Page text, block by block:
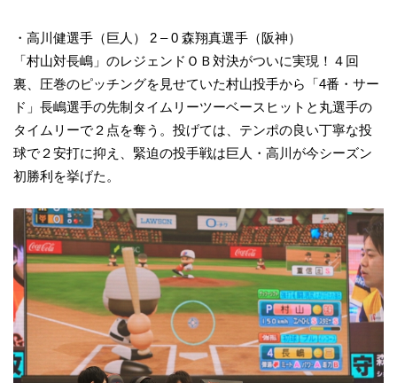
・高川健選手（巨人） 2 – 0 森翔真選手（阪神）
「村山対長嶋」のレジェンドＯＢ対決がついに実現！４回
裏、圧巻のピッチングを見せていた村山投手から「4番・サー
ド」長嶋選手の先制タイムリーツーベースヒットと丸選手の
タイムリーで２点を奪う。投げては、テンポの良い丁寧な投
球で２安打に抑え、緊迫の投手戦は巨人・高川が今シーズン
初勝利を挙げた。